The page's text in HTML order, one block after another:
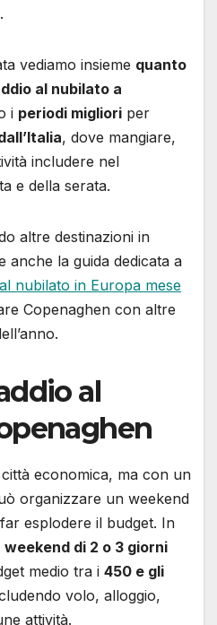
vediamo insieme quanto
al nubilato a
i periodi migliori per
, dove mangiare,
includere nel
e della serata.
altre destinazioni in
anche la guida dedicata a
nubilato in Europa mese
Copenaghen con altre
al
economica, ma con un
organizzare un weekend
esplodere il budget. In
weekend di 2 o 3 giorni
medio tra i 450 e gli
volo, alloggio,
attività.